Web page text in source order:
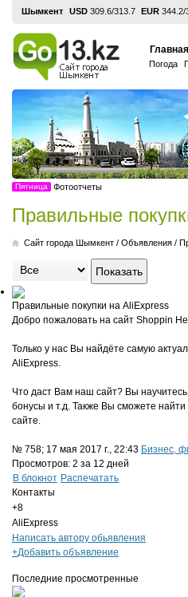
Шымкент USD 309.6/313.7 EUR 344.2/
Главная
Погода
Пятница Фотоотчеты
Правильные
Cайт города Шымкент / Объявления /
Правильные покупки на AliExpress
Добро пожаловать на сайт Shoppin
Только у нас Вы найдёте самую
AliExpress.
Что даст Вам наш сайт? Вы
бонусы и т.д. Также Вы сможете
сайте.
№ 758; 17 мая 2017 г., 22:43 Бизнес,
Просмотров: 2 за 12 дней
В блокнот Распечатать
Контакты
+8
AliExpress
Написать автору обьявления
+Добавить объявление
Последние просмотренные